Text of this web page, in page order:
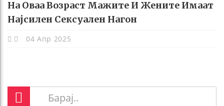
На Оваа Возраст Мажите И Жените Имаат
Најсилен Сексуален Нагон
04 Апр 2025